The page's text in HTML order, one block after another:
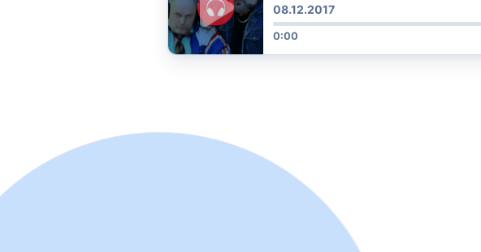
08.12.2017
0:00